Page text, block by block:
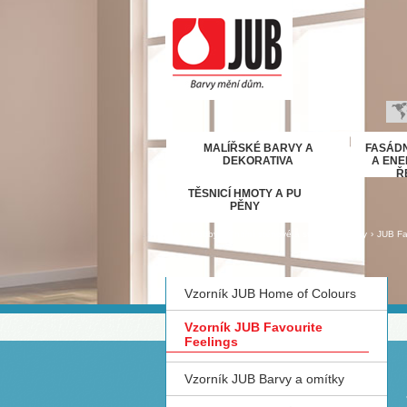
MALÍŘSKÉ BARVY A
DEKORATIVA
A
TĚSNICÍ HMOTY A PU
PĚNY
Hobby Vnitřní stěnové a stropní povrchy › JUB
Vzorník JUB Home of Colours
Vzorník JUB Favourite
Feelings
Vzorník JUB Barvy a omítky